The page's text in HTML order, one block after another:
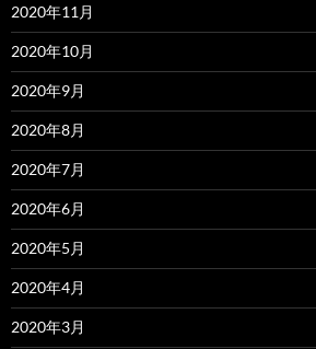
2020年11月
2020年10月
2020年9月
2020年8月
2020年7月
2020年6月
2020年5月
2020年4月
2020年3月